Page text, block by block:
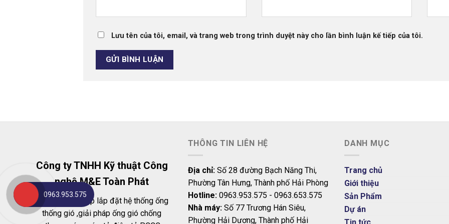
Lưu tên của tôi, email, và trang web trong trình duyệt này cho lần bình luận kế tiếp của tôi.
Công ty TNHH Kỹ thuật Công
nghệ M&E Toàn Phát
Chuyên cung cấp lắp đặt hệ thống ống
thống gió ,giải pháp ống gió chống
THÔNG TIN LIÊN HỆ
Địa chỉ:Số 28 đường Bạch Năng Thi,
Phường Tân Hưng, Thành phố Hải Phòng
Hotline:0963.953.575 - 0963.653.575
Nhà máy:Số 77 Trương Hán Siêu,
Phường Hải Dương, Thành phố Hải
DANH MỤC
Trang chủ
Giới thiệu
Sản Phẩm
Dự án
0963.953.575